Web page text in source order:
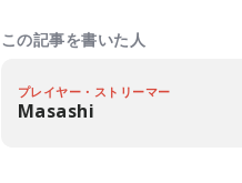
この記事を書いた人
プレイヤー・ストリーマー
Masashi